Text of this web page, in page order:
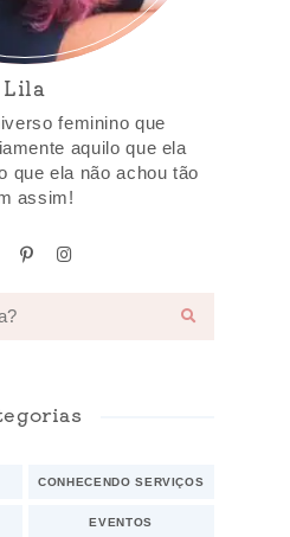
Lila
feminino que
aquilo que ela
que ela não achou tão
assim!
CONHECENDO SERVIÇOS
EVENTOS